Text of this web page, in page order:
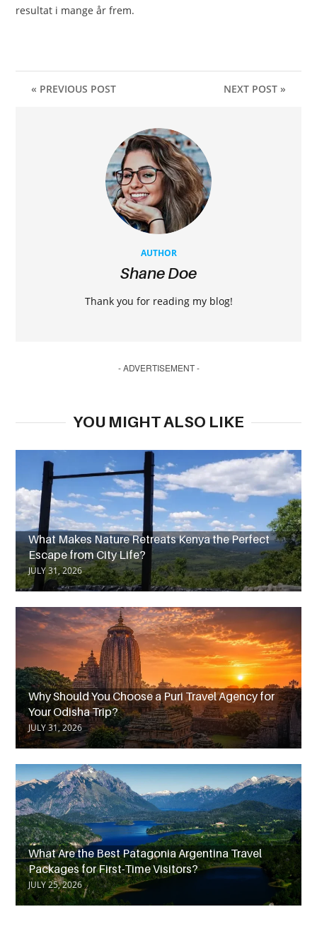
resultat i mange år frem.
« PREVIOUS POST NEXT POST »
AUTHOR
Shane Doe
Thank you for reading my blog!
- ADVERTISEMENT -
YOU MIGHT ALSO LIKE
What Makes Nature Retreats Kenya the Perfect
Escape from City Life?
JULY 31, 2026
Why Should You Choose a Puri Travel Agency for
Your Odisha Trip?
JULY 31, 2026
What Are the Best Patagonia Argentina Travel
Packages for First-Time Visitors?
JULY 25, 2026